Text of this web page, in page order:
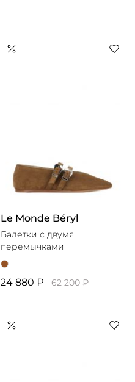
Le Monde Béryl
Балетки с двумя
перемычками
24 880 ₽ 62 200 ₽